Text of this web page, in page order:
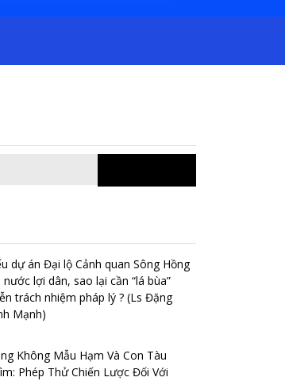
for:
dự án Đại lộ Cảnh quan Sông Hồng
nước lợi dân, sao lại cần “lá bùa”
trách nhiệm pháp lý ? (Ls Đặng
Mạnh)
Không Mẫu Hạm Và Con Tàu
Phép Thử Chiến Lược Đối Với